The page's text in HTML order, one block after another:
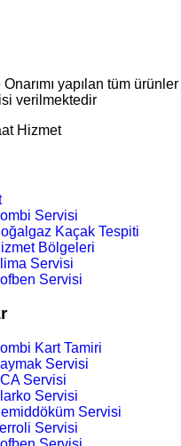
yapılan tüm
verilmektedir
Hizmet
Servisi
Kaçak Tespiti
Bölgeleri
Servisi
Servisi
Kart Tamiri
Servisi
Servisi
Servisi
Servisi
Servisi